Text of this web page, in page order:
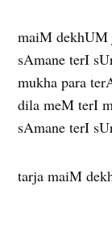
maiM dekhUM
sAmane terI
mukha para
dila meM terI
sAmane terI
tarja maiM